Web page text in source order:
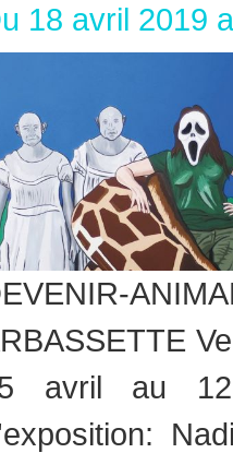
18 avril 2019
avril au